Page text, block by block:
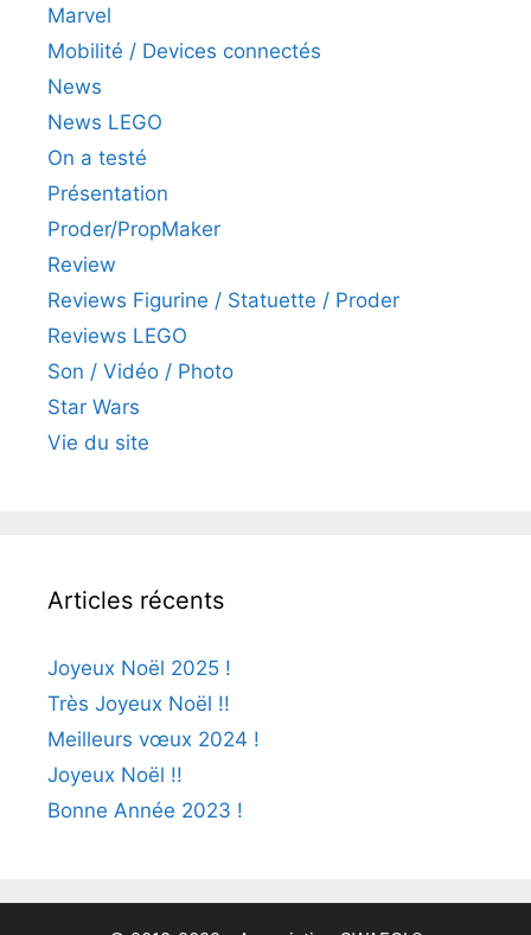
Marvel
Mobilité / Devices connectés
News
News LEGO
On a testé
Présentation
Proder/PropMaker
Review
Reviews Figurine / Statuette / Proder
Reviews LEGO
Son / Vidéo / Photo
Star Wars
Vie du site
Articles récents
Joyeux Noël 2025 !
Très Joyeux Noël !!
Meilleurs vœux 2024 !
Joyeux Noël !!
Bonne Année 2023 !